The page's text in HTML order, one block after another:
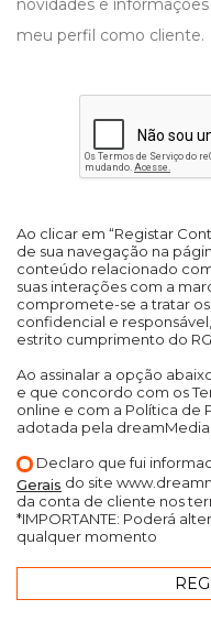
novidades e
meu perfil como cliente.
Ao clicar em “Registar
de sua navegação na
conteúdo relacionado
suas interações com a
compromete-se a tratar
confidencial e
estrito cumprimento do
Ao assinalar a opção
e que concordo com os
online e com a Política de
adotada pela
Declaro que fui
Gerais do site
da conta de cliente nos
*IMPORTANTE: Poderá
qualquer momento